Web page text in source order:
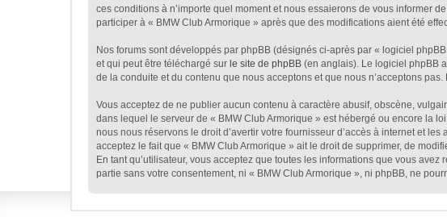
ces conditions à n’importe quel moment et nous essaierons de vous informer
participer à « BMW Club Armorique » après que des modifications aient été
Nos forums sont développés par phpBB (désignés ci-après par « logiciel
et qui peut être téléchargé sur le site de phpBB (en anglais). Le logiciel phpBB
de la conduite et du contenu que nous acceptons et que nous n’acceptons
Vous acceptez de ne publier aucun contenu à caractère abusif, obscène,
dans lequel le serveur de « BMW Club Armorique » est hébergé ou encore la
nous nous réservons le droit d’avertir votre fournisseur d’accès à internet et
acceptez le fait que « BMW Club Armorique » ait le droit de supprimer, de
En tant qu’utilisateur, vous acceptez que toutes les informations que vous
partie sans votre consentement, ni « BMW Club Armorique », ni phpBB, ne